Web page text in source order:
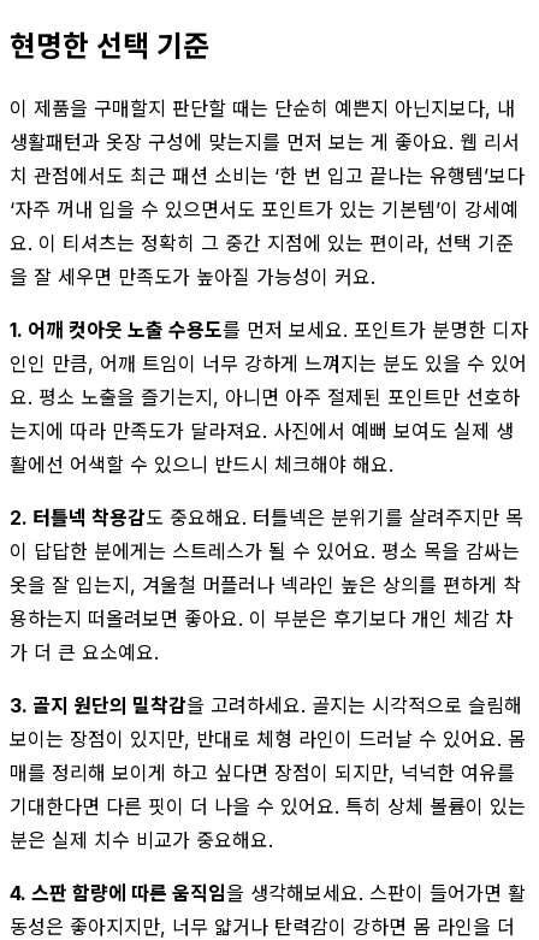
현명한 선택 기준
이 제품을 구매할지 판단할 때는 단순히 예쁜지 아닌지보다, 내
생활패턴과 옷장 구성에 맞는지를 먼저 보는 게 좋아요. 웹 리서
치 관점에서도 최근 패션 소비는 ‘한 번 입고 끝나는 유행템’보다
‘자주 꺼내 입을 수 있으면서도 포인트가 있는 기본템’이 강세예
요. 이 티셔츠는 정확히 그 중간 지점에 있는 편이라, 선택 기준
을 잘 세우면 만족도가 높아질 가능성이 커요.
1. 어깨 컷아웃 노출 수용도를 먼저 보세요. 포인트가 분명한 디자
인인 만큼, 어깨 트임이 너무 강하게 느껴지는 분도 있을 수 있어
요. 평소 노출을 즐기는지, 아니면 아주 절제된 포인트만 선호하
는지에 따라 만족도가 달라져요. 사진에서 예뻐 보여도 실제 생
활에선 어색할 수 있으니 반드시 체크해야 해요.
2. 터틀넥 착용감도 중요해요. 터틀넥은 분위기를 살려주지만 목
이 답답한 분에게는 스트레스가 될 수 있어요. 평소 목을 감싸는
옷을 잘 입는지, 겨울철 머플러나 넥라인 높은 상의를 편하게 착
용하는지 떠올려보면 좋아요. 이 부분은 후기보다 개인 체감 차
가 더 큰 요소예요.
3. 골지 원단의 밀착감을 고려하세요. 골지는 시각적으로 슬림해
보이는 장점이 있지만, 반대로 체형 라인이 드러날 수 있어요. 몸
매를 정리해 보이게 하고 싶다면 장점이 되지만, 넉넉한 여유를
기대한다면 다른 핏이 더 나을 수 있어요. 특히 상체 볼륨이 있는
분은 실제 치수 비교가 중요해요.
4. 스판 함량에 따른 움직임을 생각해보세요. 스판이 들어가면 활
동성은 좋아지지만, 너무 얇거나 탄력감이 강하면 몸 라인을 더